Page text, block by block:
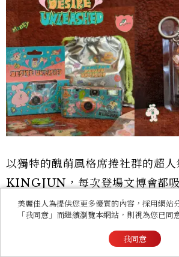
以獨特的醜萌風格席捲社群的超
KINGJUN，每次登場文博會都
朝聖，今年KINGJUN以「慾望世
全新作品、展覽限定收藏、拉霸
組「慾望限定濾鏡即可拍套組」、
美麗佳人為提供您更多優質的內容，採用網站
「我同意」而繼續瀏覽本網站，則視為您已同
我同意